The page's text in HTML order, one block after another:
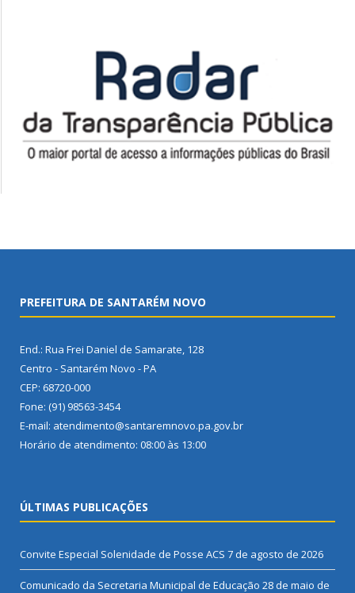
PREFEITURA DE SANTARÉM NOVO
End.: Rua Frei Daniel de Samarate, 128
Centro - Santarém Novo - PA
CEP: 68720-000
Fone: (91) 98563-3454
E-mail: atendimento@santaremnovo.pa.gov.br
Horário de atendimento: 08:00 às 13:00
ÚLTIMAS PUBLICAÇÕES
Convite Especial Solenidade de Posse ACS 7 de agosto de 2026
Comunicado da Secretaria Municipal de Educação 28 de maio de